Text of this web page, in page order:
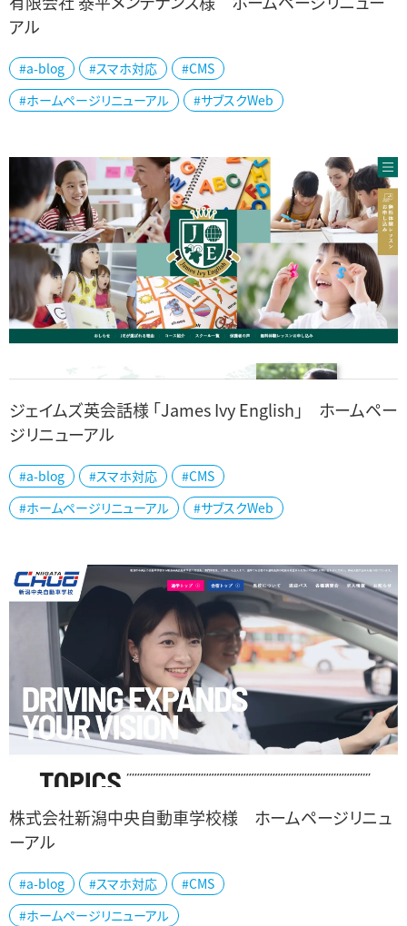
新潟市東区でマンション・オフィス・店舗・住宅のリノベーションを手が
ける泰平メンテナンス様の公式ホームページを制作しました。 築年
経過により使いにくくなったマン...
アル
#a-blog #スマホ対応
#CMS
#ホームページリニューアル
#サブスクWeb
仙台市を拠点に東北・新潟に多校展開されているジェイムズ英会話
様の子供向けコース「James Ivy English」サイトのリニューアルをさ
せていただきました。...
ジェイムズ英会話様 「James Ivy English」 ホームペー
ジリニューアル
#a-blog #スマホ対応
#CMS
#ホームページリニューアル
#サブスクWeb
新潟市中央区の新潟中央自動車学校様のホームページを制作しま
した。 新潟駅から徒歩15分の好立地で県外からの合宿生も多く在籍
されています。 ホワイトベースにロ...
株式会社新潟中央自動車学校様 ホームページリニュ
ーアル
#a-blog #スマホ対応
#CMS
#ホームページリニューアル